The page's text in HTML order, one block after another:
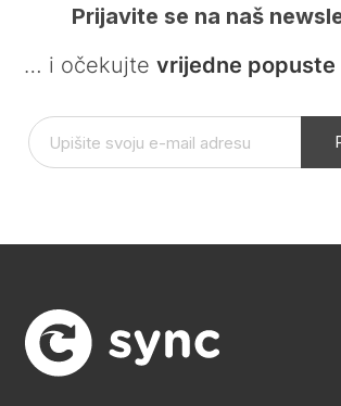
Prijavite se na naš
… i očekujte vrijedne popuste